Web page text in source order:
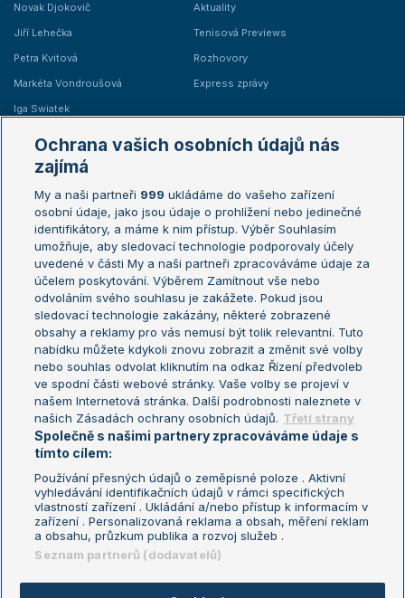
Novak Djokovič
Jiří Lehečka
Petra Kvitová
Markéta Vondroušová
Iga Swiatek
Aktuality
Tenisová Previews
Rozhovory
Express zprávy
Žebříčky
Žebříček ATP (muži)
Žebříček WTA (ženy)
Sázkařský žebříček
Australian Open
French Open
Wimbledon
US Open
Turnaj mistrů
Turnaj mistryň
Aktualní trendy
Fotbalové přestupy
Livesport Daily
LS Prague Open
Podmínky užití
Nastavení soukromí
GDPR a žurnalistika
Reklama
Kontakt
Informace o zpracování osobních
údajů
Ochrana vašich osobních údajů nás
zajímá
My a naši partneři 999 ukládáme do vašeho zařízení
osobní údaje, jako jsou údaje o prohlížení nebo jedinečné
identifikátory, a máme k nim přístup. Výběr Souhlasím
umožňuje, aby sledovací technologie podporovaly účely
uvedené v části My a naši partneři zpracováváme údaje za
účelem poskytování. Výběrem Zamítnout vše nebo
odvoláním svého souhlasu je zakážete. Pokud jsou
sledovací technologie zakázány, některé zobrazené
obsahy a reklamy pro vás nemusí být tolik relevantní. Tuto
nabídku můžete kdykoli znovu zobrazit a změnit své volby
nebo souhlas odvolat kliknutím na odkaz Řízení předvoleb
ve spodní části webové stránky. Vaše volby se projeví v
našem Internetová stránka. Další podrobnosti naleznete v
našich Zásadách ochrany osobních údajů. Třetí strany
Společně s našimi partnery zpracováváme údaje s
tímto cílem:
Používání přesných údajů o zeměpisné poloze . Aktivní
vyhledávání identifikačních údajů v rámci specifických
vlastností zařízení . Ukládání a/nebo přístup k informacím v
zařízení . Personalizovaná reklama a obsah, měření reklam
a obsahu, průzkum publika a rozvoj služeb .
Seznam partnerů (dodavatelů)